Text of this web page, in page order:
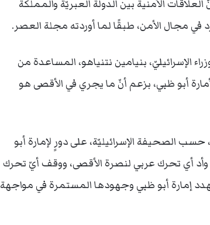
الأمنية بين الدولة العبريّة والمملكة
في مجال الأمن، طبقًا لما أوردته مجلة العصر.
بنيامين نتنياهو، المساعدة من
أبو ظبي، بزعم أنّ ما يجري في الأقصى هو
الصحيفة الإسرائيليّة، على دورٍ لإمارة أبو
وأد أي تحرك عربي لنصرة الأقصى، ووقف أيّ تحرك
يهدد إمارة أبو ظبي وجهودها المستمرة في مواجهة